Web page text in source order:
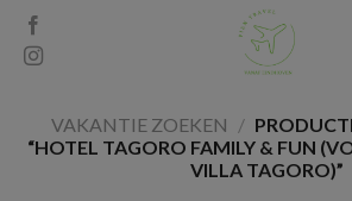
Skip
content
VAKANTIE ZOEKEN /
“HOTEL TAGORO FAMILY & FUN
VILLA TAGORO)”